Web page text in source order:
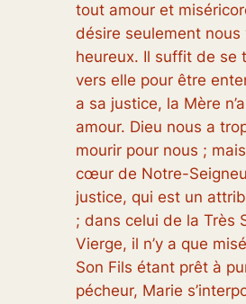
tout amour et
désire seulement nous
heureux. Il suffit de se
vers elle pour être
a sa justice, la Mère
amour. Dieu nous a
mourir pour nous ;
cœur de Notre-
justice, qui est un
; dans celui de la Très
Vierge, il n’y a que
Son Fils étant prêt à
pécheur, Marie